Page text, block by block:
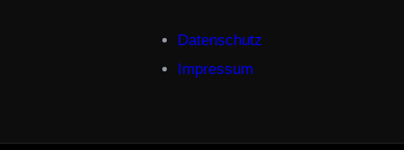
Datenschutz
Impressum